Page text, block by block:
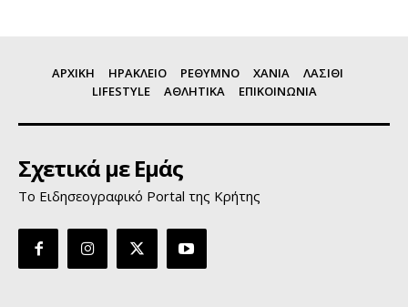
ΑΡΧΙΚΗ ΗΡΑΚΛΕΙΟ ΡΕΘΥΜΝΟ ΧΑΝΙΑ
ΛΑΣΙΘΙ
LIFESTYLE
ΑΘΛΗΤΙΚΑ ΕΠΙΚΟΙΝΩΝΙΑ
Σχετικά με Εμάς
Το Ειδησεογραφικό Portal της Κρήτης